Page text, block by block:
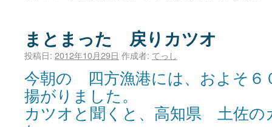
まとまった 戻りカツオ
投稿日: 2012年10月29日 作成者: てっし
今朝の 四方漁港には、およそ６
揚がりました。
カツオと聞くと、高知県 土佐の